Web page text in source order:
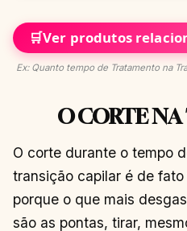
🛒Ver produtos
Ex: Quanto tempo de Tratamento na
O CORTE
O corte durante o tempo
transição capilar é de
porque o que mais
são as pontas, tirar,